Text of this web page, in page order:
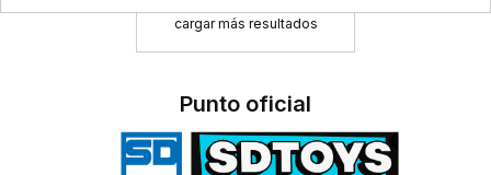
cargar más resultados
Punto oficial